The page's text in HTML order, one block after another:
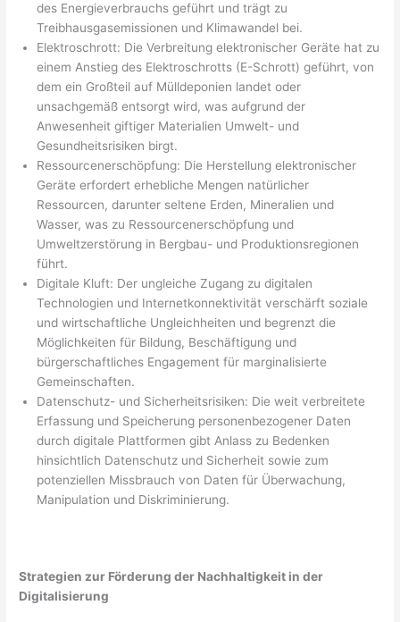
des Energieverbrauchs geführt und trägt zu
Treibhausgasemissionen und Klimawandel bei.
Elektroschrott: Die Verbreitung elektronischer Geräte hat zu
einem Anstieg des Elektroschrotts (E-Schrott) geführt, von
dem ein Großteil auf Mülldeponien landet oder
unsachgemäß entsorgt wird, was aufgrund der
Anwesenheit giftiger Materialien Umwelt- und
Gesundheitsrisiken birgt.
Ressourcenerschöpfung: Die Herstellung elektronischer
Geräte erfordert erhebliche Mengen natürlicher
Ressourcen, darunter seltene Erden, Mineralien und
Wasser, was zu Ressourcenerschöpfung und
Umweltzerstörung in Bergbau- und Produktionsregionen
führt.
Digitale Kluft: Der ungleiche Zugang zu digitalen
Technologien und Internetkonnektivität verschärft soziale
und wirtschaftliche Ungleichheiten und begrenzt die
Möglichkeiten für Bildung, Beschäftigung und
bürgerschaftliches Engagement für marginalisierte
Gemeinschaften.
Datenschutz- und Sicherheitsrisiken: Die weit verbreitete
Erfassung und Speicherung personenbezogener Daten
durch digitale Plattformen gibt Anlass zu Bedenken
hinsichtlich Datenschutz und Sicherheit sowie zum
potenziellen Missbrauch von Daten für Überwachung,
Manipulation und Diskriminierung.
Strategien zur Förderung der Nachhaltigkeit in der
Digitalisierung